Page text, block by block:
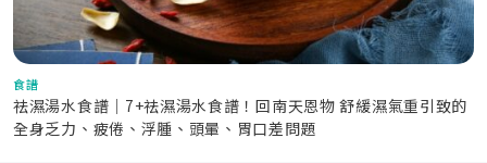
食譜
祛濕湯水食譜｜7+祛濕湯水食譜！回南天恩物 舒緩濕氣重引致的
全身乏力、疲倦、浮腫、頭暈、胃口差問題